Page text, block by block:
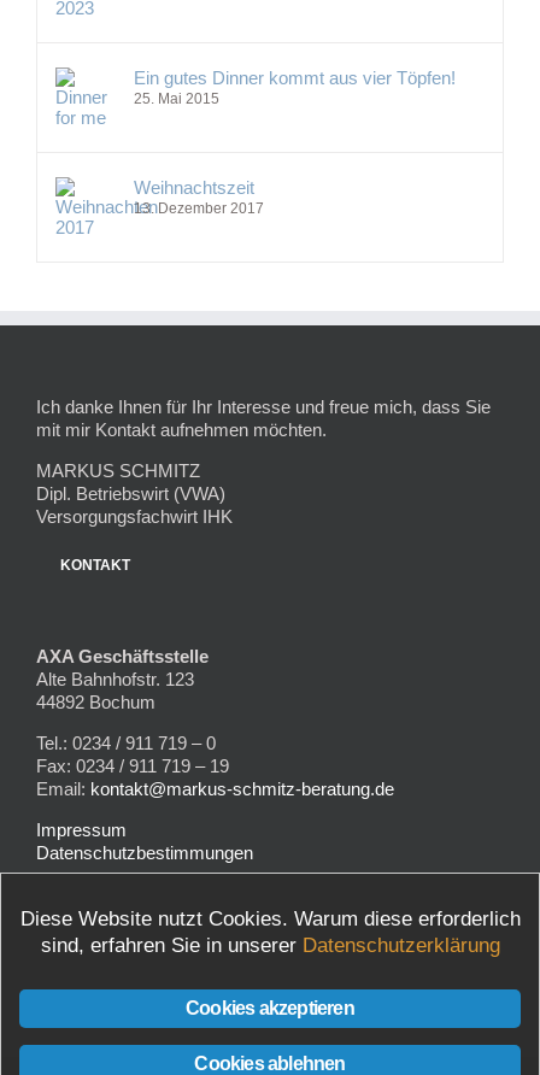
Ein gutes Dinner kommt aus vier Töpfen!
25. Mai 2015
Weihnachtszeit
13. Dezember 2017
Ich danke Ihnen für Ihr Interesse und freue mich, dass Sie
mit mir Kontakt aufnehmen möchten.
MARKUS SCHMITZ
Dipl. Betriebswirt (VWA)
Versorgungsfachwirt IHK
KONTAKT
AXA Geschäftsstelle
Alte Bahnhofstr. 123
44892 Bochum
Tel.: 0234 / 911 719 – 0
Fax: 0234 / 911 719 – 19
Email: kontakt@markus-schmitz-beratung.de
Impressum
Datenschutzbestimmungen
Finden Sie uns bei Google Maps
Diese Website nutzt Cookies. Warum diese erforderlich
sind, erfahren Sie in unserer Datenschutzerklärung
Cookies akzeptieren
Cookies ablehnen